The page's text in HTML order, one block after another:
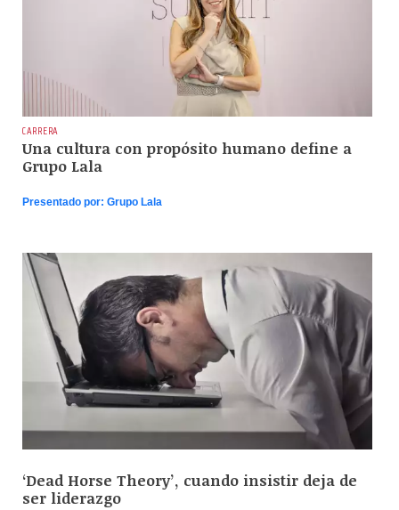
CARRERA
Una cultura con propósito humano define a
Grupo Lala
Presentado por: Grupo Lala
‘Dead Horse Theory’, cuando insistir deja de
ser liderazgo